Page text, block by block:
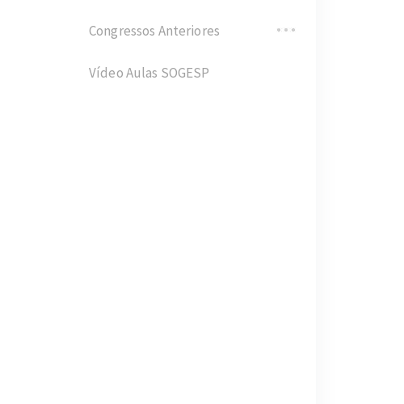
Congressos Anteriores
Vídeo Aulas SOGESP